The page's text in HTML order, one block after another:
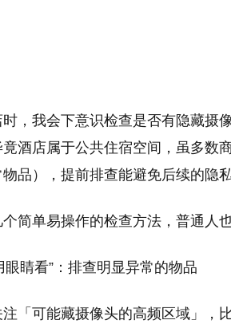
时，我会下意识检查是否有隐藏
酒店属于公共住宿空间，虽多数
品），提前排查能避免后续的隐私
简单易操作的检查方法，普通人
眼睛看”：排查明显异常的物品
「可能藏摄像头的高频区域」，